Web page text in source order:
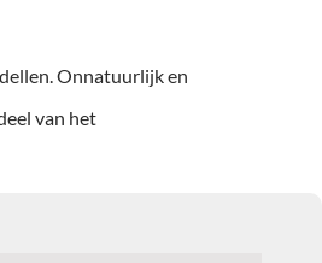
Onnatuurlijk en
van het